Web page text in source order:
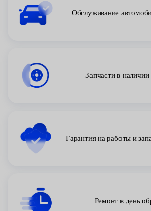
Обслуживание
Запчасти в наличии
Гарантия на работы и
Ремонт в день